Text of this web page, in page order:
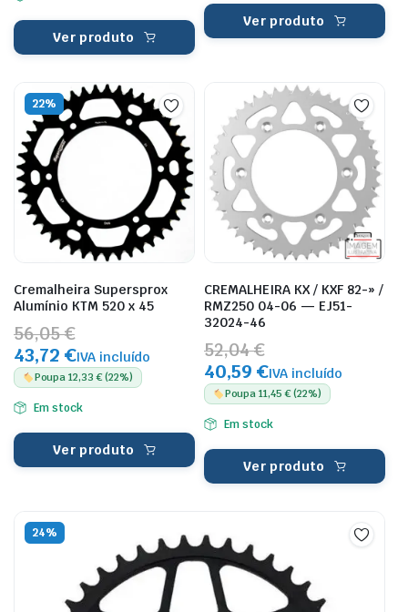
Ver produto
Ver produto
22%
Cremalheira Supersprox
Alumínio KTM 520 x 45
56,05 €
43,72 €IVA incluído
Poupa 12,33 € (22%)
Em stock
Ver produto
CREMALHEIRA KX / KXF 82-» /
RMZ250 04-06 — EJ51-
32024-46
52,04 €
40,59 €IVA incluído
Poupa 11,45 € (22%)
Em stock
Ver produto
24%